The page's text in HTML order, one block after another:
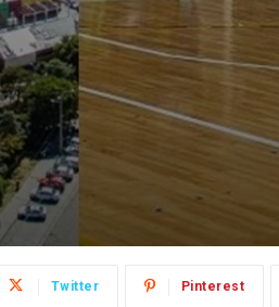
Twitter Pinterest